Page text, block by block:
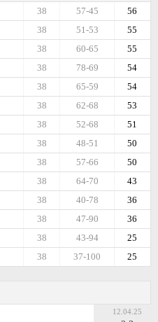
56
57-45
38
55
51-53
38
55
60-65
38
54
78-69
38
54
65-59
38
53
62-68
38
51
52-68
38
50
48-51
38
50
57-66
38
43
64-70
38
36
40-78
38
36
47-90
38
25
43-94
38
25
37-100
38
12.04.25